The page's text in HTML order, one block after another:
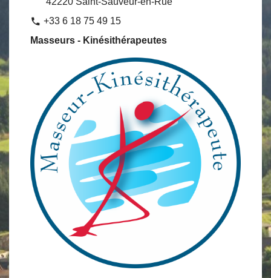
phone +33 6 18 75 49 15
Masseurs - Kinésithérapeutes